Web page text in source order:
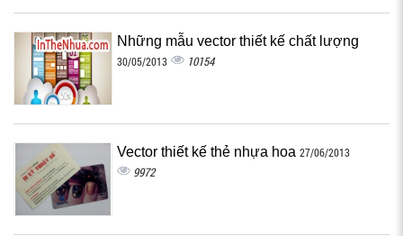
Những mẫu vector thiết kế chất lượng
30/05/2013 10154
Vector thiết kế thẻ nhựa hoa 27/06/2013
9972